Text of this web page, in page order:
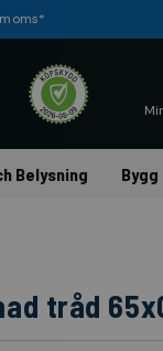
Belysning
tråd